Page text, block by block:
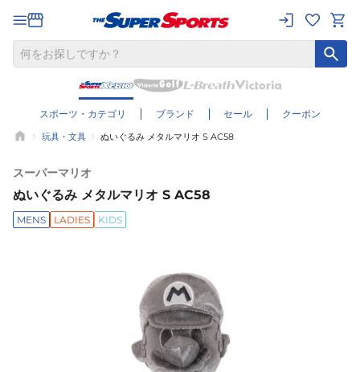
スポーツ・カテゴリ ブランド セール クーポン
玩具・文具 ぬいぐるみ メタルマリオ S AC58
スーパーマリオ
ぬいぐるみ メタルマリオ S AC58
MENS LADIES KIDS